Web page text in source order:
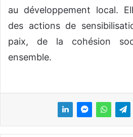
au développement local.
des actions de
paix, de la cohésion
ensemble.